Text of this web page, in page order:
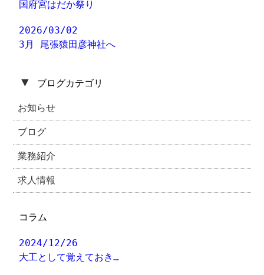
国府宮はだか祭り
2026/03/02
3月 尾張猿田彦神社へ
▼ ブログカテゴリ
お知らせ
ブログ
業務紹介
求人情報
コラム
2024/12/26
大工として覚えておき…